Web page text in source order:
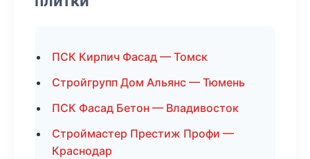
ПСК Кирпич Фасад — Томск
Стройгрупп Дом Альянс — Тюмень
ПСК Фасад Бетон — Владивосток
Строймастер Престиж Профи —
Краснодар